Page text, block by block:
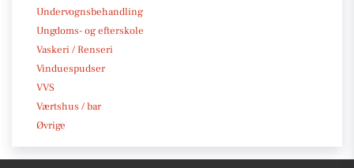
Undervognsbehandling
Ungdoms- og efterskole
Vaskeri / Renseri
Vinduespudser
VVS
Værtshus / bar
Øvrige